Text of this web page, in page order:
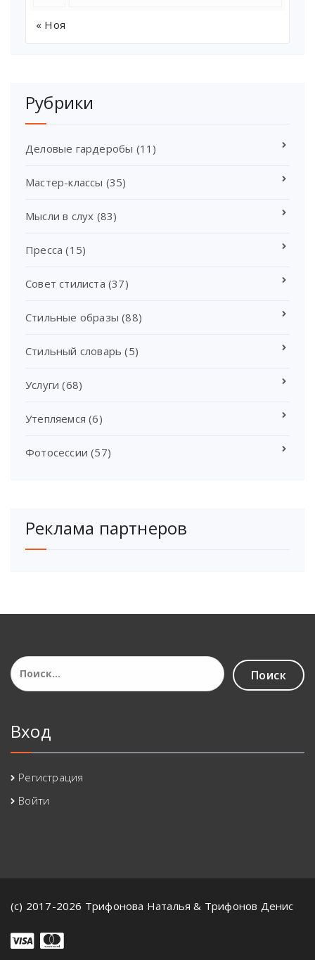
« Ноя
Рубрики
Деловые гардеробы (11)
Мастер-классы (35)
Мысли в слух (83)
Пресса (15)
Совет стилиста (37)
Стильные образы (88)
Стильный словарь (5)
Услуги (68)
Утепляемся (6)
Фотосессии (57)
Реклама партнеров
Найти:
Вход
Регистрация
Войти
(с) 2017-2026 Трифонова Наталья & Трифонов Денис